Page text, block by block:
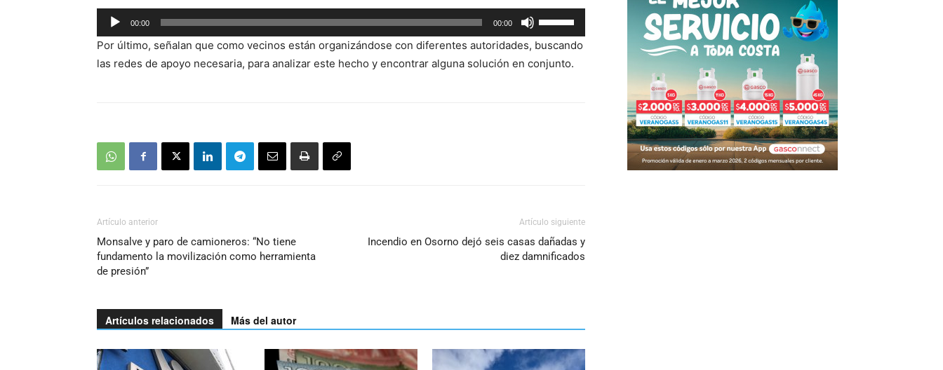
flecha
arriba/abajo
para
aumentar
Reproductor
de
audio
00:00 00:00
las
teclas
de
volumen.
Por último, señalan que como vecinos están organizándose con diferentes autoridades, buscando
las redes de apoyo necesaria, para analizar este hecho y encontrar alguna solución en conjunto.
Artículo anterior
Monsalve y paro de camioneros: “No tiene
fundamento la movilización como herramienta
de presión”
Artículo siguiente
Incendio en Osorno dejó seis casas dañadas y
diez damnificados
Artículos relacionados Más del autor